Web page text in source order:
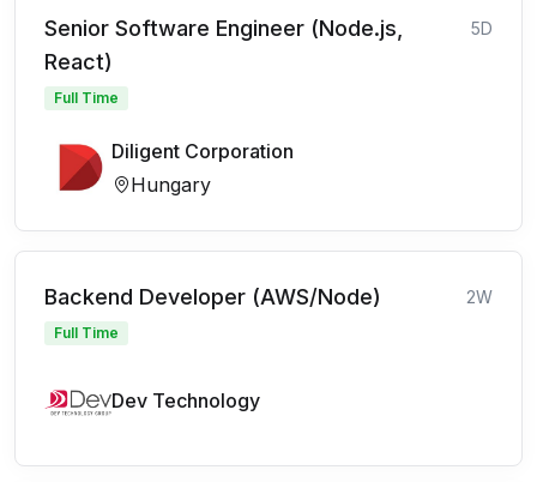
Senior Software Engineer (Node.js,
React)
5D
Full Time
Diligent Corporation
Hungary
Backend Developer (AWS/Node) 2W
Full Time
Dev Technology